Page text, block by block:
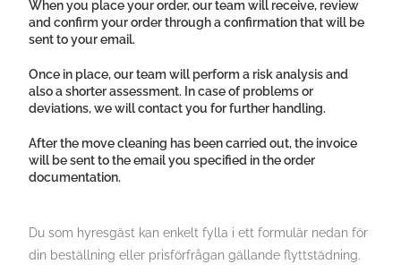
When you place your order, our team will receive, review
and confirm your order through a confirmation that will be
sent to your email.
Once in place, our team will perform a risk analysis and
also a shorter assessment. In case of problems or
deviations, we will contact you for further handling.
After the move cleaning has been carried out, the invoice
will be sent to the email you specified in the order
documentation.
Du som hyresgäst kan enkelt fylla i ett formulär nedan för
din beställning eller prisförfrågan gällande flyttstädning.